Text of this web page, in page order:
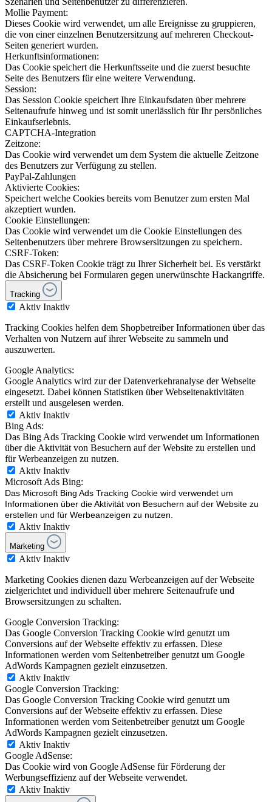
Mollie Payment:
Dieses Cookie wird verwendet, um alle Ereignisse zu gruppieren,
die von einer einzelnen Benutzersitzung auf mehreren Checkout-
Seiten generiert wurden.
Herkunftsinformationen:
Das Cookie speichert die Herkunftsseite und die zuerst besuchte
Seite des Benutzers für eine weitere Verwendung.
Session:
Das Session Cookie speichert Ihre Einkaufsdaten über mehrere
Seitenaufrufe hinweg und ist somit unerlässlich für Ihr persönliches
Einkaufserlebnis.
CAPTCHA-Integration
Zeitzone:
Das Cookie wird verwendet um dem System die aktuelle Zeitzone
des Benutzers zur Verfügung zu stellen.
PayPal-Zahlungen
Aktivierte Cookies:
Speichert welche Cookies bereits vom Benutzer zum ersten Mal
akzeptiert wurden.
Cookie Einstellungen:
Das Cookie wird verwendet um die Cookie Einstellungen des
Seitenbenutzers über mehrere Browsersitzungen zu speichern.
CSRF-Token:
Das CSRF-Token Cookie trägt zu Ihrer Sicherheit bei. Es verstärkt
die Absicherung bei Formularen gegen unerwünschte Hackangriffe.
Tracking
Aktiv Inaktiv
Tracking Cookies helfen dem Shopbetreiber Informationen über das
Verhalten von Nutzern auf ihrer Webseite zu sammeln und
auszuwerten.
Google Analytics:
Google Analytics wird zur der Datenverkehranalyse der Webseite
eingesetzt. Dabei können Statistiken über Webseitenaktivitäten
erstellt und ausgelesen werden.
Aktiv Inaktiv
Bing Ads:
Das Bing Ads Tracking Cookie wird verwendet um Informationen
über die Aktivität von Besuchern auf der Website zu erstellen und
für Werbeanzeigen zu nutzen.
Aktiv Inaktiv
Microsoft Ads Bing:
Das Microsoft Bing Ads Tracking Cookie wird verwendet um
Informationen über die Aktivität von Besuchern auf der Website zu
erstellen und für Werbeanzeigen zu nutzen.
Aktiv Inaktiv
Marketing
Aktiv Inaktiv
Marketing Cookies dienen dazu Werbeanzeigen auf der Webseite
zielgerichtet und individuell über mehrere Seitenaufrufe und
Browsersitzungen zu schalten.
Google Conversion Tracking:
Das Google Conversion Tracking Cookie wird genutzt um
Conversions auf der Webseite effektiv zu erfassen. Diese
Informationen werden vom Seitenbetreiber genutzt um Google
AdWords Kampagnen gezielt einzusetzen.
Aktiv Inaktiv
Google Conversion Tracking:
Das Google Conversion Tracking Cookie wird genutzt um
Conversions auf der Webseite effektiv zu erfassen. Diese
Informationen werden vom Seitenbetreiber genutzt um Google
AdWords Kampagnen gezielt einzusetzen.
Aktiv Inaktiv
Google AdSense:
Das Cookie wird von Google AdSense für Förderung der
Werbungseffizienz auf der Webseite verwendet.
Aktiv Inaktiv